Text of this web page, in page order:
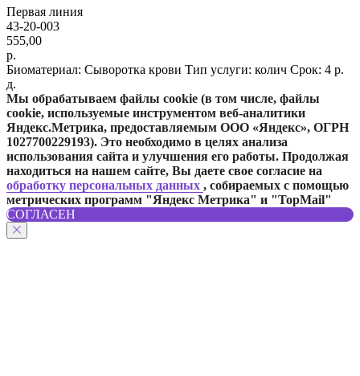
Первая линия
43-20-003
555,00
р.
Биоматериал: Сыворотка крови Тип услуги: колич Срок: 4 р.
д.
Мы обрабатываем файлы cookie (в том числе, файлы
cookie, используемые инструментом веб-аналитики
Яндекс.Метрика, предоставляемым ООО «Яндекс», ОГРН
1027700229193). Это необходимо в целях анализа
использования сайта и улучшения его работы. Продолжая
находиться на нашем сайте, Вы даете свое согласие на
обработку персональных данных , собираемых с помощью
метрических программ "Яндекс Метрика" и "TopMail"
СОГЛАСЕН
а мы пришлем вам ответ.
Отправить